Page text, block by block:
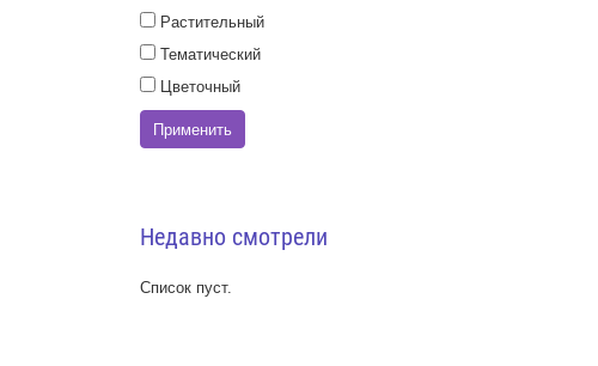
Растительный
Тематический
Цветочный
Недавно смотрели
Список пуст.